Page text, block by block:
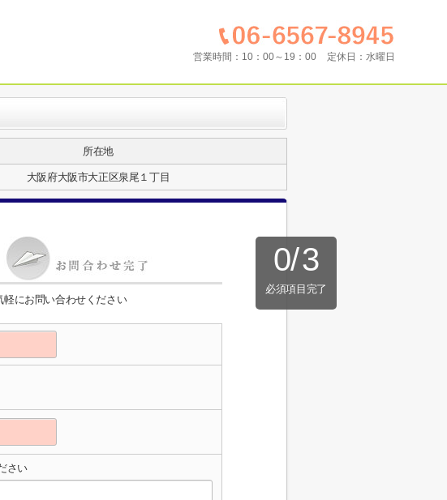
営業時間： 10：00～19：00 定休日： 水曜日
所在地
大阪府大阪市大正区泉尾１丁目
0/3
必須項目完了
にお問い合わせください
さい